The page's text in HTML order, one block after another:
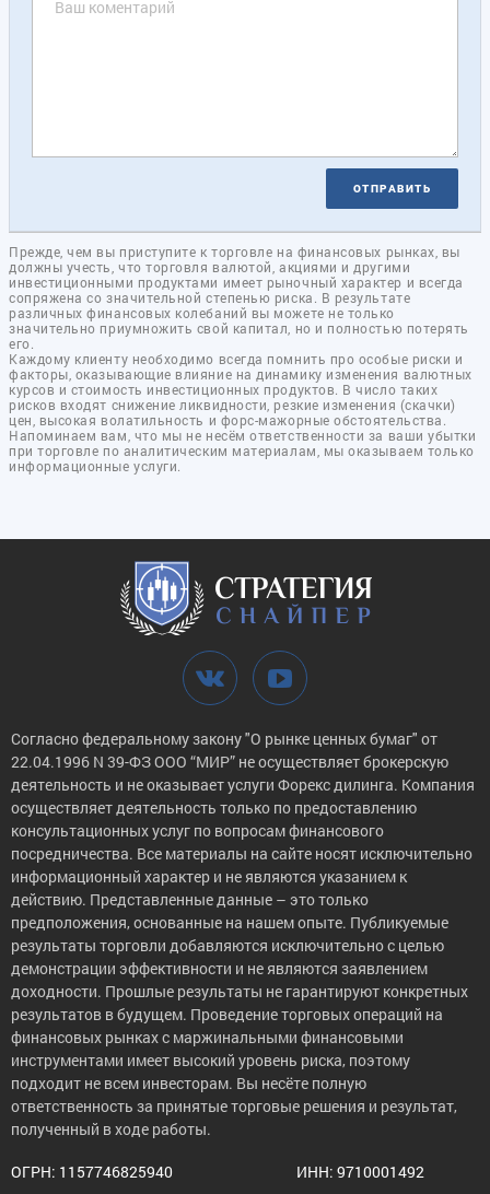
ОТПРАВИТЬ
Прежде, чем вы приступите к торговле на финансовых рынках, вы
должны учесть, что торговля валютой, акциями и другими
инвестиционными продуктами имеет рыночный характер и всегда
сопряжена со значительной степенью риска. В результате
различных финансовых колебаний вы можете не только
значительно приумножить свой капитал, но и полностью потерять
его.
Каждому клиенту необходимо всегда помнить про особые риски и
факторы, оказывающие влияние на динамику изменения валютных
курсов и стоимость инвестиционных продуктов. В число таких
рисков входят снижение ликвидности, резкие изменения (скачки)
цен, высокая волатильность и форс-мажорные обстоятельства.
Напоминаем вам, что мы не несём ответственности за ваши убытки
при торговле по аналитическим материалам, мы оказываем только
информационные услуги.
Согласно федеральному закону "О рынке ценных бумаг" от
22.04.1996 N 39-ФЗ ООО “МИР” не осуществляет брокерскую
деятельность и не оказывает услуги Форекс дилинга. Компания
осуществляет деятельность только по предоставлению
консультационных услуг по вопросам финансового
посредничества. Все материалы на сайте носят исключительно
информационный характер и не являются указанием к
действию. Представленные данные – это только
предположения, основанные на нашем опыте. Публикуемые
результаты торговли добавляются исключительно с целью
демонстрации эффективности и не являются заявлением
доходности. Прошлые результаты не гарантируют конкретных
результатов в будущем. Проведение торговых операций на
финансовых рынках с маржинальными финансовыми
инструментами имеет высокий уровень риска, поэтому
подходит не всем инвесторам. Вы несёте полную
ответственность за принятые торговые решения и результат,
полученный в ходе работы.
ОГРН: 1157746825940 ИНН: 9710001492